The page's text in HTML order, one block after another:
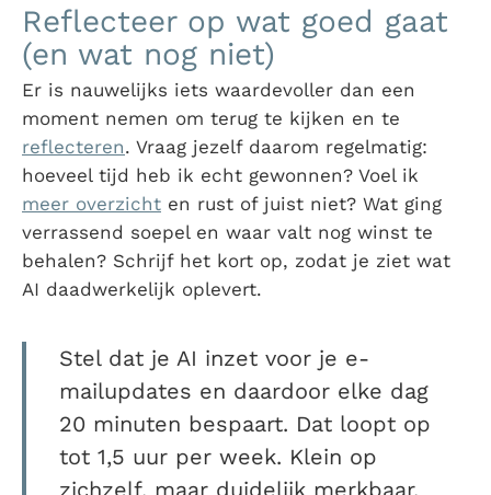
Reflecteer op wat goed gaat
(en wat nog niet)
Er is nauwelijks iets waardevoller dan een
moment nemen om terug te kijken en te
reflecteren. Vraag jezelf daarom regelmatig:
hoeveel tijd heb ik echt gewonnen? Voel ik
meer overzicht en rust of juist niet? Wat ging
verrassend soepel en waar valt nog winst te
behalen? Schrijf het kort op, zodat je ziet wat
AI daadwerkelijk oplevert.
Stel dat je AI inzet voor je e-
mailupdates en daardoor elke dag
20 minuten bespaart. Dat loopt op
tot 1,5 uur per week. Klein op
zichzelf, maar duidelijk merkbaar.